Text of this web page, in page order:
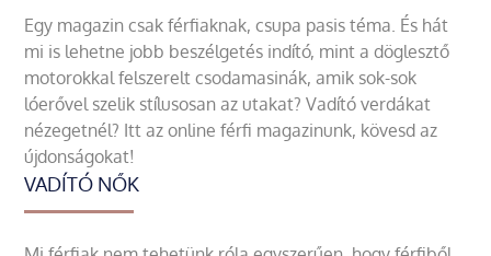
Egy magazin csak férfiaknak, csupa pasis téma. És hát
mi is lehetne jobb beszélgetés indító, mint a döglesztő
motorokkal felszerelt csodamasinák, amik sok-sok
lóerővel szelik stílusosan az utakat? Vadító verdákat
nézegetnél? Itt az online férfi magazinunk, kövesd az
újdonságokat!
VADÍTÓ NŐK